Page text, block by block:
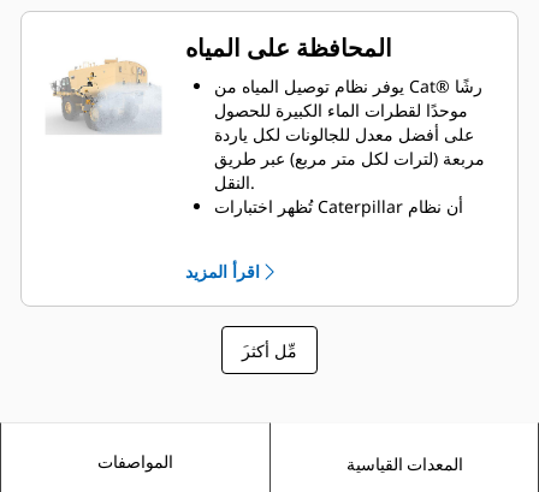
المحافظة على المياه
يوفر نظام توصيل المياه من Cat® رشًا
موحدًا لقطرات الماء الكبيرة للحصول
على أفضل معدل للجالونات لكل ياردة
مربعة (لترات لكل متر مربع) عبر طريق
النقل.
تُظهر اختبارات Caterpillar أن نظام
استهلاك المياه بنسبة 25-50% مقارنة
اقرأ المزيد
َمِّل أكثر
المواصفات المعدات القياسية